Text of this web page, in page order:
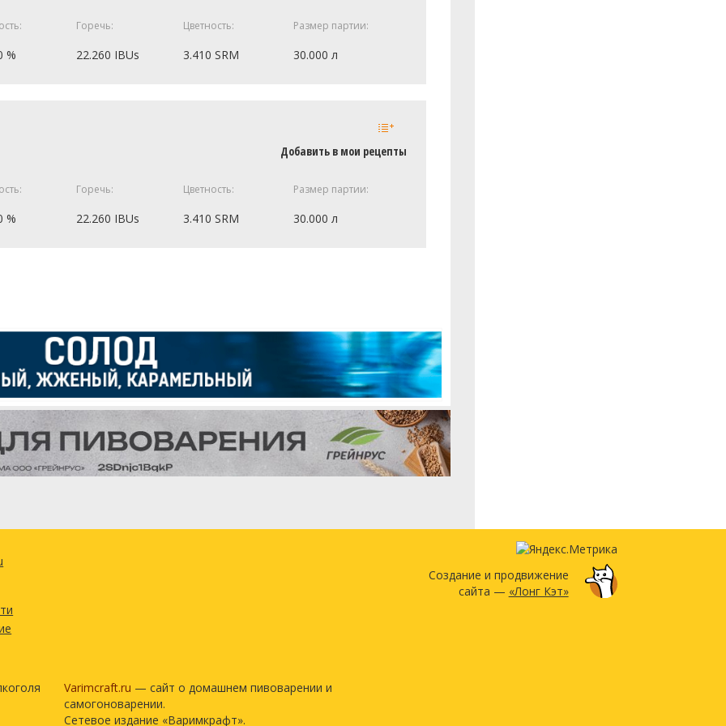
полностью
Горечь: Цветность: Размер партии:
% 22.260 IBUs 3.410 SRM 30.000 л
Mittelfruh)
Yeast WLP029
полностью
Добавить в мои рецепты
Горечь: Цветность: Размер партии:
% 22.260 IBUs 3.410 SRM 30.000 л
36 г
30 г
Mittelfruh)
30 г
Yeast WLP029 1 шт
Varimcraft.ru — сайт о домашнем пивоварении и
самогоноварении.
Сетевое издание «Варимкрафт».
Создание и продвижение
сайта — «Лонг Кэт»